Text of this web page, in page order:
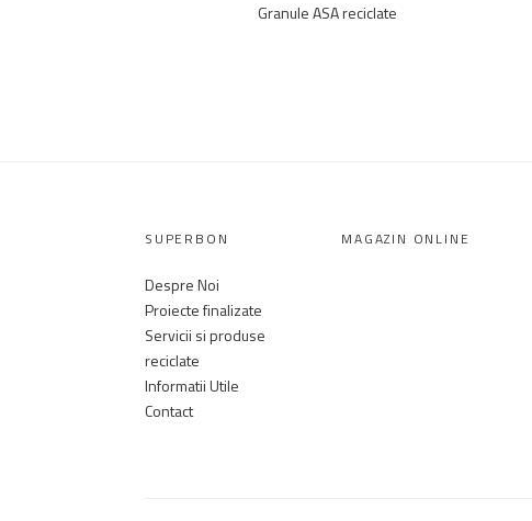
Granule ASA reciclate
SUPERBON
Despre Noi
Proiecte finalizate
Servicii si produse
reciclate
Informatii Utile
Contact
MAGAZIN ONLINE